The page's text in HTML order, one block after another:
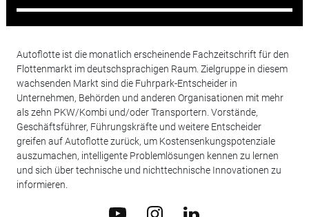
Autoflotte ist die monatlich erscheinende Fachzeitschrift für den
Flottenmarkt im deutschsprachigen Raum. Zielgruppe in diesem
wachsenden Markt sind die Fuhrpark-Entscheider in
Unternehmen, Behörden und anderen Organisationen mit mehr
als zehn PKW/Kombi und/oder Transportern. Vorstände,
Geschäftsführer, Führungskräfte und weitere Entscheider
greifen auf Autoflotte zurück, um Kostensenkungspotenziale
auszumachen, intelligente Problemlösungen kennen zu lernen
und sich über technische und nichttechnische Innovationen zu
informieren.